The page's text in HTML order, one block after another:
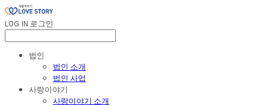
LOG IN 로그인
법인
법인 소개
법인 사업
사랑이야기
사랑이야기 소개